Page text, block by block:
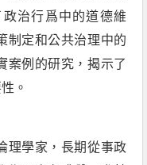
治行爲中的道德維
制定和公共治理中的
案例的研究，揭示了
。
理學家，長期從事政